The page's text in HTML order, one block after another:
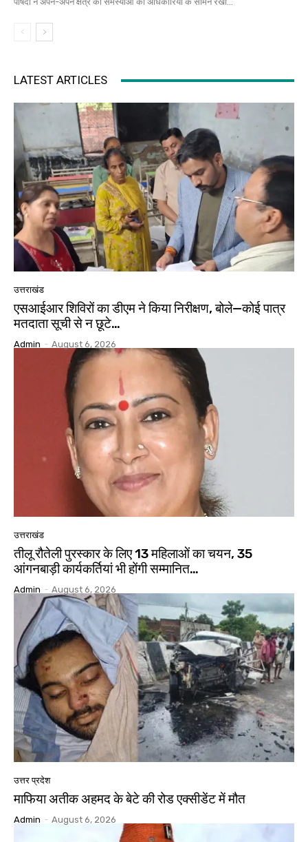
LATEST ARTICLES
उत्तराखंड
एसआईआर शिविरों का डीएम ने किया निरीक्षण, बोले—कोई पात्र
मतदाता सूची से न छूटे…
Admin - August 6, 2026
उत्तराखंड
तीलू रौतेली पुरस्कार के लिए 13 महिलाओं का चयन, 35
आंगनबाड़ी कार्यकर्तियां भी होंगी सम्मानित…
Admin - August 6, 2026
उत्तर प्रदेश
माफिया अतीक अहमद के बेटे की रोड एक्सीडेंट में मौत
Admin - August 6, 2026